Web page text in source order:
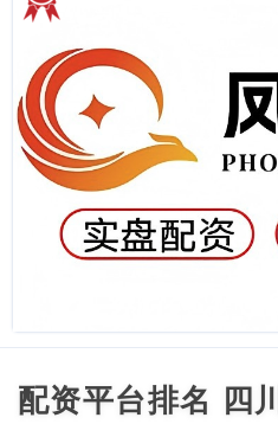
配资平台排名 四